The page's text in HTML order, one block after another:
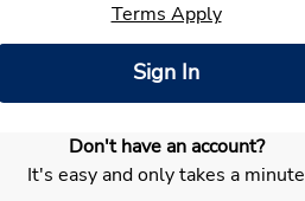
Seleccionar mi vehículo
Terms Apply
Sign In
Don't have an account?
It's easy and only takes a minute